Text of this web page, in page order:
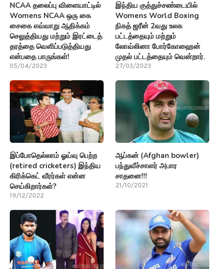
NCAA தலைப்பு விளையாட்டில்
Womens NCAA ஒரு கை
சைகை எவ்வாறு ஆதிக்கம்
செலுத்தியது மற்றும் இரட்டைத்
தரத்தை வெளிப்படுத்தியது
என்பதை பாருங்கள்!
05/04/2023
இந்திய குத்துச்சண்டையில்
Womens World Boxing
நிகத் ஜரீன் 2வது உலக
பட்டத்தையும் மற்றும்
லோவ்லினா போர்கோஹைன்
முதல் பட்டத்தையும் வென்றார்.
27/03/2023
இப்போதெல்லாம் ஓய்வு பெற்ற
(retired cricketers) இந்திய
கிரிக்கெட் வீரர்கள் என்ன
செய்கிறார்கள்?
19/12/2022
ஆப்கன் (Afghan bowler)
பந்துவீச்சாளர் அபார
சாதனை!!!
21/10/2021